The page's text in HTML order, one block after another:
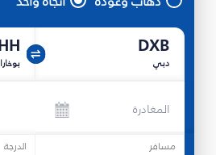
DXB
دبي بوخارا
المغادرة
مسافر الدرجة